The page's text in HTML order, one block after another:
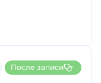
После записи